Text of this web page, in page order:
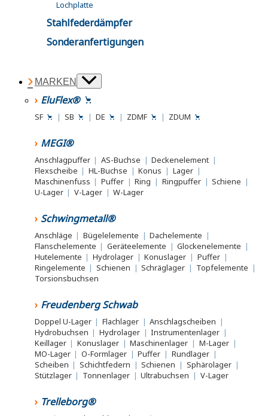
Lochplatte
Stahlfederdämpfer
Sonderanfertigungen
MARKEN
EluFlex®
SF | SB | DE | ZDMF | ZDUM
MEGI®
Anschlagpuffer | AS-Buchse | Deckenelement |
Flexscheibe | HL-Buchse | Konus | Lager |
Maschinenfuss | Puffer | Ring | Ringpuffer | Schiene |
U-Lager | V-Lager | W-Lager
Schwingmetall®
Anschläge | Bügelelemente | Dachelemente |
Flanschelemente | Geräteelemente | Glockenelemente |
Hutelemente | Hydrolager | Konuslager | Puffer |
Ringelemente | Schienen | Schräglager | Topfelemente |
Torsionsbuchsen
Freudenberg Schwab
Doppel U-Lager | Flachlager | Anschlagscheiben |
Hydrobuchsen | Hydrolager | Instrumentenlager |
Keillager | Konuslager | Maschinenlager | M-Lager |
MO-Lager | O-Formlager | Puffer | Rundlager |
Scheiben | Schichtfedern | Schienen | Sphärolager |
Stützlager | Tonnenlager | Ultrabuchsen | V-Lager
Trelleborg®